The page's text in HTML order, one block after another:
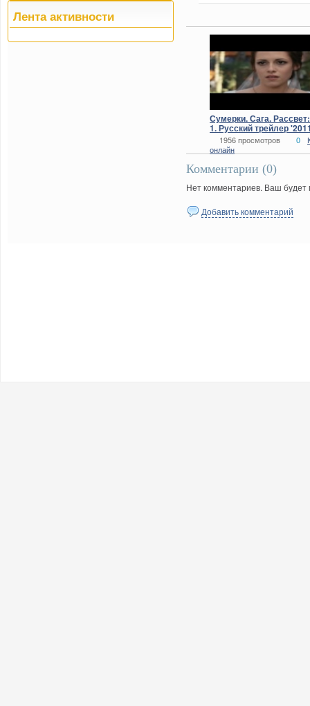
Лента активности
Сумерки. Сага.
1. Русский трейлер
1956 просмотров 0
онлайн
Комментарии (0)
Нет комментариев. Ваш будет
Добавить комментарий